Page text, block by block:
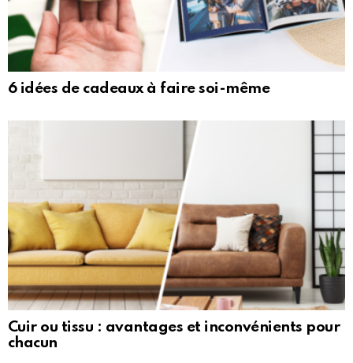
6 idées de cadeaux à faire soi-même
Cuir ou tissu : avantages et inconvénients pour
chacun